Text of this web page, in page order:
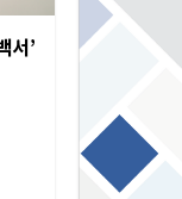
서’